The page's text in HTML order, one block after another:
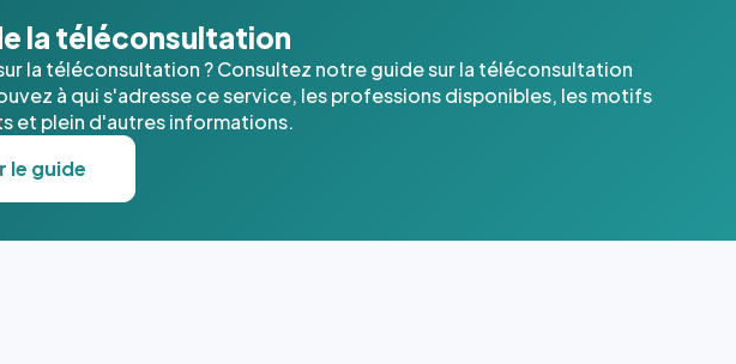
cas. #}
la téléconsultation
la téléconsultation ? Consultez notre guide sur la téléconsultation
à qui s'adresse ce service, les professions disponibles, les motifs
et plein d'autres informations.
le guide